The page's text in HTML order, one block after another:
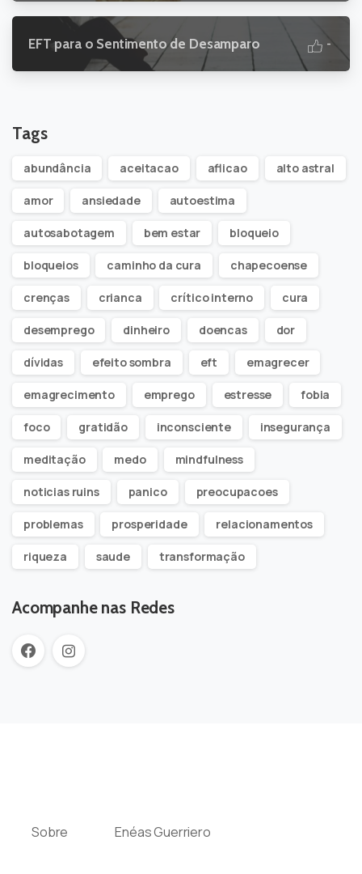
EFT para o Sentimento de Desamparo -
Tags
abundância aceitacao aflicao alto astral
amor ansiedade autoestima
autosabotagem bem estar bloqueio
bloqueios caminho da cura chapecoense
crenças crianca crítico interno cura
desemprego dinheiro doencas dor
dívidas efeito sombra eft emagrecer
emagrecimento emprego estresse fobia
foco gratidão inconsciente insegurança
meditação medo mindfulness
noticias ruins panico preocupacoes
problemas prosperidade relacionamentos
riqueza saude transformação
Acompanhe nas Redes
Sobre Enéas Guerriero